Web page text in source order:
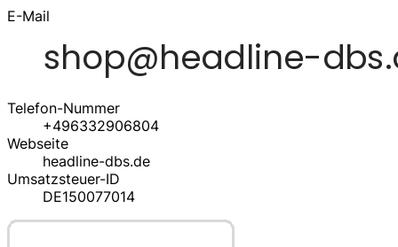
E-Mail
Telefon-Nummer
+496332906804
Webseite
headline-dbs.de
Umsatzsteuer-ID
DE150077014